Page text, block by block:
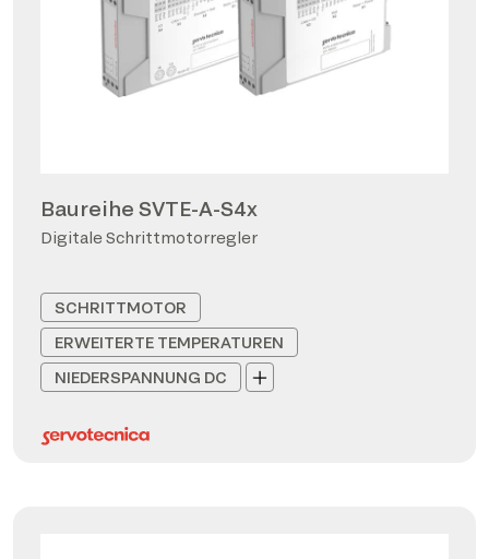
Baureihe SVTE-A-S4x
Digitale Schrittmotorregler
SCHRITTMOTOR
ERWEITERTE TEMPERATUREN
NIEDERSPANNUNG DC